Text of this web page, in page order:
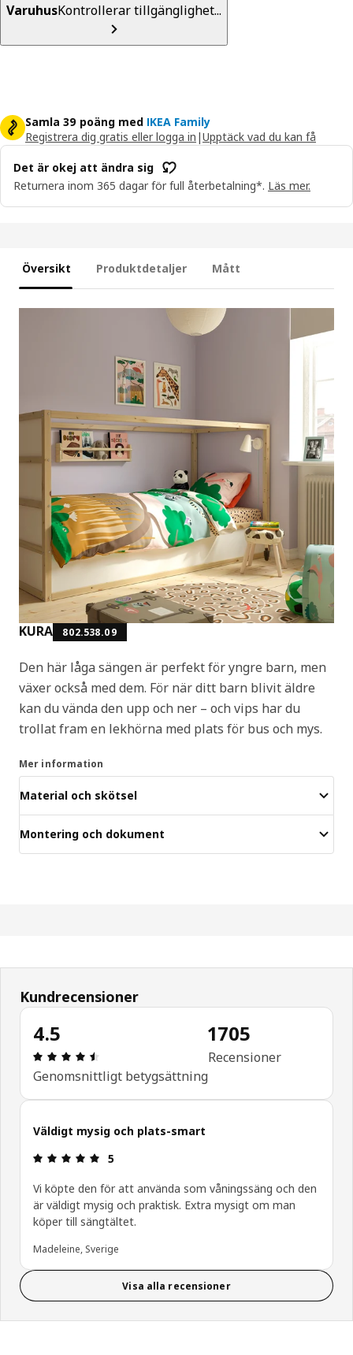
VaruhusKontrollerar tillgänglighet...
Samla 39 poäng med IKEA Family
Registrera dig gratis eller logga in |Upptäck vad du kan få
Det är okej att ändra sig
Returnera inom 365 dagar för full återbetalning*. Läs mer.
Översikt Produktdetaljer Mått
KURA 802.538.09
Den här låga sängen är perfekt för yngre barn, men
växer också med dem. För när ditt barn blivit äldre
kan du vända den upp och ner – och vips har du
trollat fram en lekhörna med plats för bus och mys.
Mer information
Material och skötsel
Montering och dokument
Kundrecensioner
4.5
Recension: 4.5 / 5 stjärnor. Totalt antal
Genomsnittligt betygsättning
1705
Recensioner
Väldigt mysig och plats-smart
Recension: 5 / 5 stjärnor.
5
Vi köpte den för att använda som våningssäng och den
är väldigt mysig och praktisk. Extra mysigt om man
köper till sängtältet.
Madeleine, Sverige
Visa alla recensioner